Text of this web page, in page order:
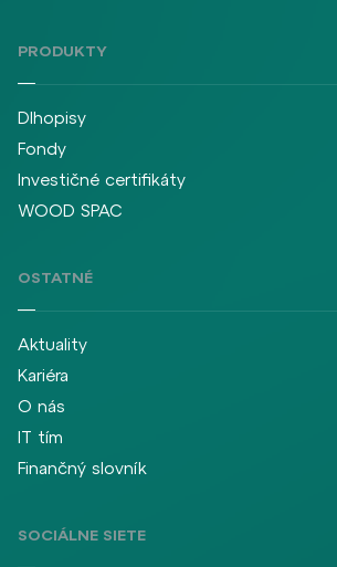
PRODUKTY
Dlhopisy
Fondy
Investičné certifikáty
WOOD SPAC
OSTATNÉ
Aktuality
Kariéra
O nás
IT tím
Finančný slovník
SOCIÁLNE SIETE